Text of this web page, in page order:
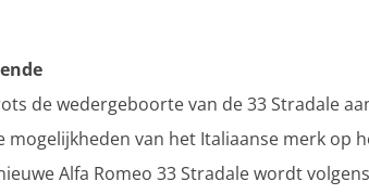
de wedergeboorte van de 33 Stradale
mogelijkheden van het Italiaanse merk op
Alfa Romeo 33 Stradale wordt